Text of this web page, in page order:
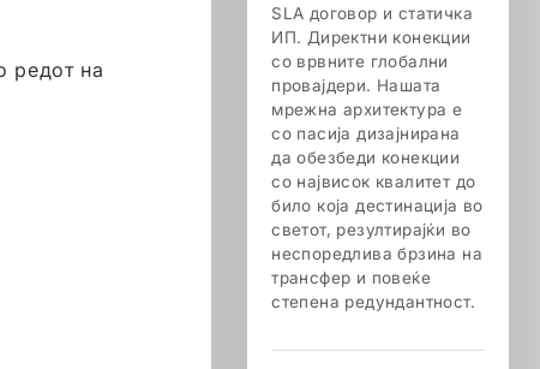
редот на
SLA договор и статичка
ИП. Директни конекции
со врвните глобални
провајдери. Нашата
мрежна архитектура е
со пасија дизајнирана
да обезбеди конекции
со највисок квалитет до
било која дестинација во
светот, резултирајќи во
неспоредлива брзина на
трансфер и повеќе
степена редундантност.